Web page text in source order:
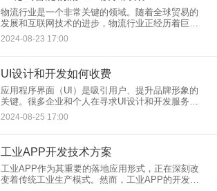
物流行业是一个非常关键的领域。随着全球贸易的
发展和互联网技术的进步，物流行业正经历着巨大
的变革。为了满足客户对物流效率和便利性的需
求，一键式智能物流APP解决方案应运而生。本文
2024-08-23 17:00
UI设计和开发如何收费
应用程序界面（UI）是吸引用户、提升品牌形象的
关键。很多企业和个人在寻求UI设计和开发服务
时，常常会遇到一个问题：UI设计和开发如何收
费？本文将为您详细解读UI收费模式，帮您更好地
2024-08-25 17:00
工业APP开发技术方案
工业APP作为其重要的落地应用形式，正在深刻改
变着传统工业生产模式。然而，工业APP的开发并